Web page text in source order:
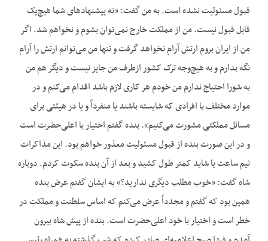
قبول مسئولیت نشده است. به من گفت: «نه پیشنهادهای شما هیچ‌‌یک
قابل قبول نیست. من از مملکت خارج نمی‌‌توان بشوم و نخواهم شد. اگر
من از ایران بروم ارتش آرام نخواهد گرفت و تنها من می‌‌توانم ارتش را آرام
نگه بدارم و به هیچ‌‌وجه ترک کشور ازطرف من جایز نیست و دیگر هم من
به شورا احتیاج ندارم من خودم هر کاری لازم باشد اقدام می‌‌کنم و در
موارد مختلف با افرادی که شایسته باشند یا منفرداً و یا در هیئتی برای
مسائل مملکتی مشورت می‌‌کنیم». بنده گفتم اختیار با اعلی‌حضرت است
و در این صورت بنده از قبول مسئولیت معذور خواهم بود. این مذاکرات
نیم ساعت یا شاید کمتر طول کشید و بعد از آن بنده سکوت کردم. دوباره
شاه گفت: «خوب مطلب دیگری ندارید؟» به ایشان گفتم عرض بنده
همین بود که گفتم و مجدداً عرض می‌‌کنم که اساس سلطنت و مملکت در
خطر است و اختیار با خود اعلی‌حضرت است. بنده از پیش شاه بیرون